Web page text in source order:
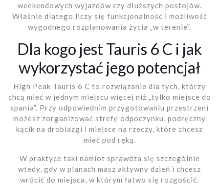
weekendowych wyjazdów czy dłuższych postojów.
Właśnie dlatego liczy się funkcjonalność i możliwość
wygodnego rozplanowania życia „w terenie”.
Dla kogo jest Tauris 6 C i jak
wykorzystać jego potencjał
High Peak Tauris 6 C to rozwiązanie dla tych, którzy
chcą mieć w jednym miejscu więcej niż „tylko miejsce do
spania”. Przy odpowiednim przygotowaniu przestrzeni
możesz zorganizować strefę odpoczynku, podręczny
kącik na drobiazgi i miejsce na rzeczy, które chcesz
mieć pod ręką.
W praktyce taki namiot sprawdza się szczególnie
wtedy, gdy w planach masz aktywny dzień i chcesz
wrócić do miejsca, w którym łatwo się rozgościć.